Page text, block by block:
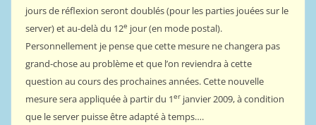
jours de réflexion seront doublés (pour les parties jouées sur le
server) et au-delà du 12e jour (en mode postal).
Personnellement je pense que cette mesure ne changera pas
grand-chose au problème et que l’on reviendra à cette
question au cours des prochaines années. Cette nouvelle
mesure sera appliquée à partir du 1er janvier 2009, à condition
que le server puisse être adapté à temps….